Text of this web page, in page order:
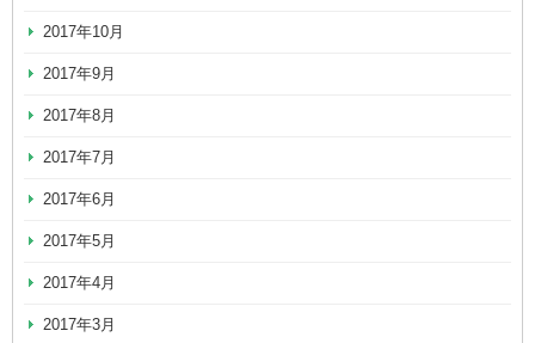
2017年10月
2017年9月
2017年8月
2017年7月
2017年6月
2017年5月
2017年4月
2017年3月